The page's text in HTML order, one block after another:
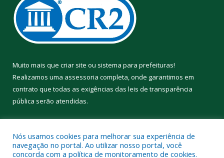
Muito mais que criar site ou sistema para prefeituras!
Realizamos uma assessoria completa, onde garantimos em
contrato que todas as exigências das leis de transparência
pública serão atendidas.
Nós usamos cookies para melhorar sua experiência de
navegação no portal. Ao utilizar nosso portal, você
concorda com a política de monitoramento de cookies.